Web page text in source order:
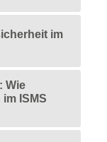
im
Wie
ISMS